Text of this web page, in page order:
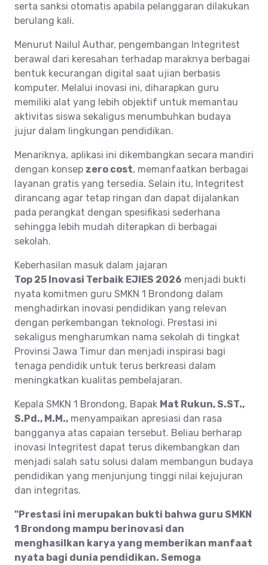
serta sanksi otomatis apabila pelanggaran dilakukan
berulang kali.
Menurut Nailul Authar, pengembangan Integritest
berawal dari keresahan terhadap maraknya berbagai
bentuk kecurangan digital saat ujian berbasis
komputer. Melalui inovasi ini, diharapkan guru
memiliki alat yang lebih objektif untuk memantau
aktivitas siswa sekaligus menumbuhkan budaya
jujur dalam lingkungan pendidikan.
Menariknya, aplikasi ini dikembangkan secara mandiri
dengan konsep zero cost, memanfaatkan berbagai
layanan gratis yang tersedia. Selain itu, Integritest
dirancang agar tetap ringan dan dapat dijalankan
pada perangkat dengan spesifikasi sederhana
sehingga lebih mudah diterapkan di berbagai
sekolah.
Keberhasilan masuk dalam jajaran
Top 25 Inovasi Terbaik EJIES 2026 menjadi bukti
nyata komitmen guru SMKN 1 Brondong dalam
menghadirkan inovasi pendidikan yang relevan
dengan perkembangan teknologi. Prestasi ini
sekaligus mengharumkan nama sekolah di tingkat
Provinsi Jawa Timur dan menjadi inspirasi bagi
tenaga pendidik untuk terus berkreasi dalam
meningkatkan kualitas pembelajaran.
Kepala SMKN 1 Brondong, Bapak Mat Rukun, S.ST.,
S.Pd., M.M., menyampaikan apresiasi dan rasa
bangganya atas capaian tersebut. Beliau berharap
inovasi Integritest dapat terus dikembangkan dan
menjadi salah satu solusi dalam membangun budaya
pendidikan yang menjunjung tinggi nilai kejujuran
dan integritas.
"Prestasi ini merupakan bukti bahwa guru SMKN
1 Brondong mampu berinovasi dan
menghasilkan karya yang memberikan manfaat
nyata bagi dunia pendidikan. Semoga